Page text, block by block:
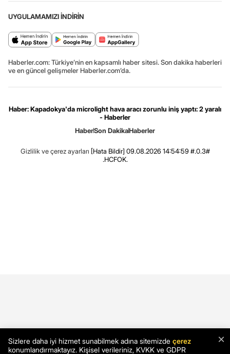
UYGULAMAMIZI İNDİRİN
Haberler.com: Türkiye’nin en kapsamlı haber sitesi. Son dakika haberleri
ve en güncel gelişmeler Haberler.com’da.
Haber: Kapadokya'da microlight hava aracı zorunlu iniş yaptı: 2 yaralı
- Haberler
HaberSon DakikaHaberler
Gizlilik ve çerez ayarları [Hata Bildir] 09.08.2026 14:54:59 #.0.3#
.HCFOK.
×
Sizlere daha iyi hizmet sunabilmek adına sitemizde çerez
konumlandırmaktayız. Kişisel verileriniz, KVKK ve GDPR